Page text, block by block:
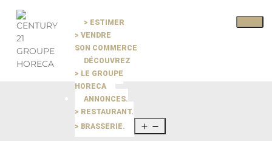
> ESTIMER
> VENDRE
SON COMMERCE
DÉCOUVREZ
> LE GROUPE
HORECA
ANNONCES.
> RESTAURANT.
> BRASSERIE.
Pause slide rotation
Resume slide rotation
Previous slide